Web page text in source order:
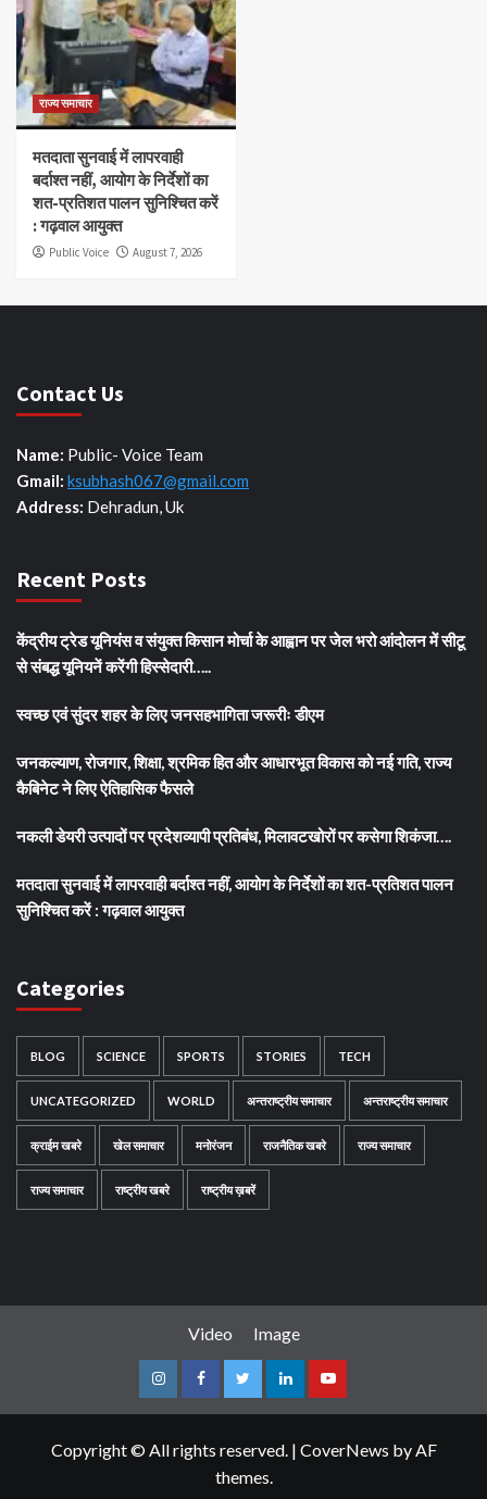
राज्य समाचार
मतदाता सुनवाई में लापरवाही
बर्दाश्त नहीं, आयोग के निर्देशों का
शत-प्रतिशत पालन सुनिश्चित करें
: गढ़वाल आयुक्त
Public Voice August 7, 2026
Contact Us
Name: Public- Voice Team
Gmail: ksubhash067@gmail.com
Address: Dehradun, Uk
Recent Posts
केंद्रीय ट्रेड यूनियंस व संयुक्त किसान मोर्चा के आह्वान पर जेल भरो आंदोलन में सीटू
से संबद्ध यूनियनें करेंगी हिस्सेदारी…..
स्वच्छ एवं सुंदर शहर के लिए जनसहभागिता जरूरीः डीएम
जनकल्याण, रोजगार, शिक्षा, श्रमिक हित और आधारभूत विकास को नई गति, राज्य
कैबिनेट ने लिए ऐतिहासिक फैसले
नकली डेयरी उत्पादों पर प्रदेशव्यापी प्रतिबंध, मिलावटखोरों पर कसेगा शिकंजा….
मतदाता सुनवाई में लापरवाही बर्दाश्त नहीं, आयोग के निर्देशों का शत-प्रतिशत पालन
सुनिश्चित करें : गढ़वाल आयुक्त
Categories
BLOG SCIENCE SPORTS STORIES TECH
UNCATEGORIZED WORLD अन्तराष्ट्रीय समाचार अन्तराष्ट्रीय समाचार
क्राईम खबरे खेल समाचार मनोरंजन राजनैतिक खबरे राज्य समाचार
राज्य समाचार राष्ट्रीय खबरे राष्ट्रीय ख़बरें
Video Image
InstagramFacebookTwitterLinkedinYoutube
Copyright © All rights reserved. | CoverNews by AF
themes.